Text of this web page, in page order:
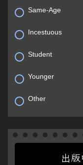
Same-Age
Incestuous
Student
Younger
Other
出